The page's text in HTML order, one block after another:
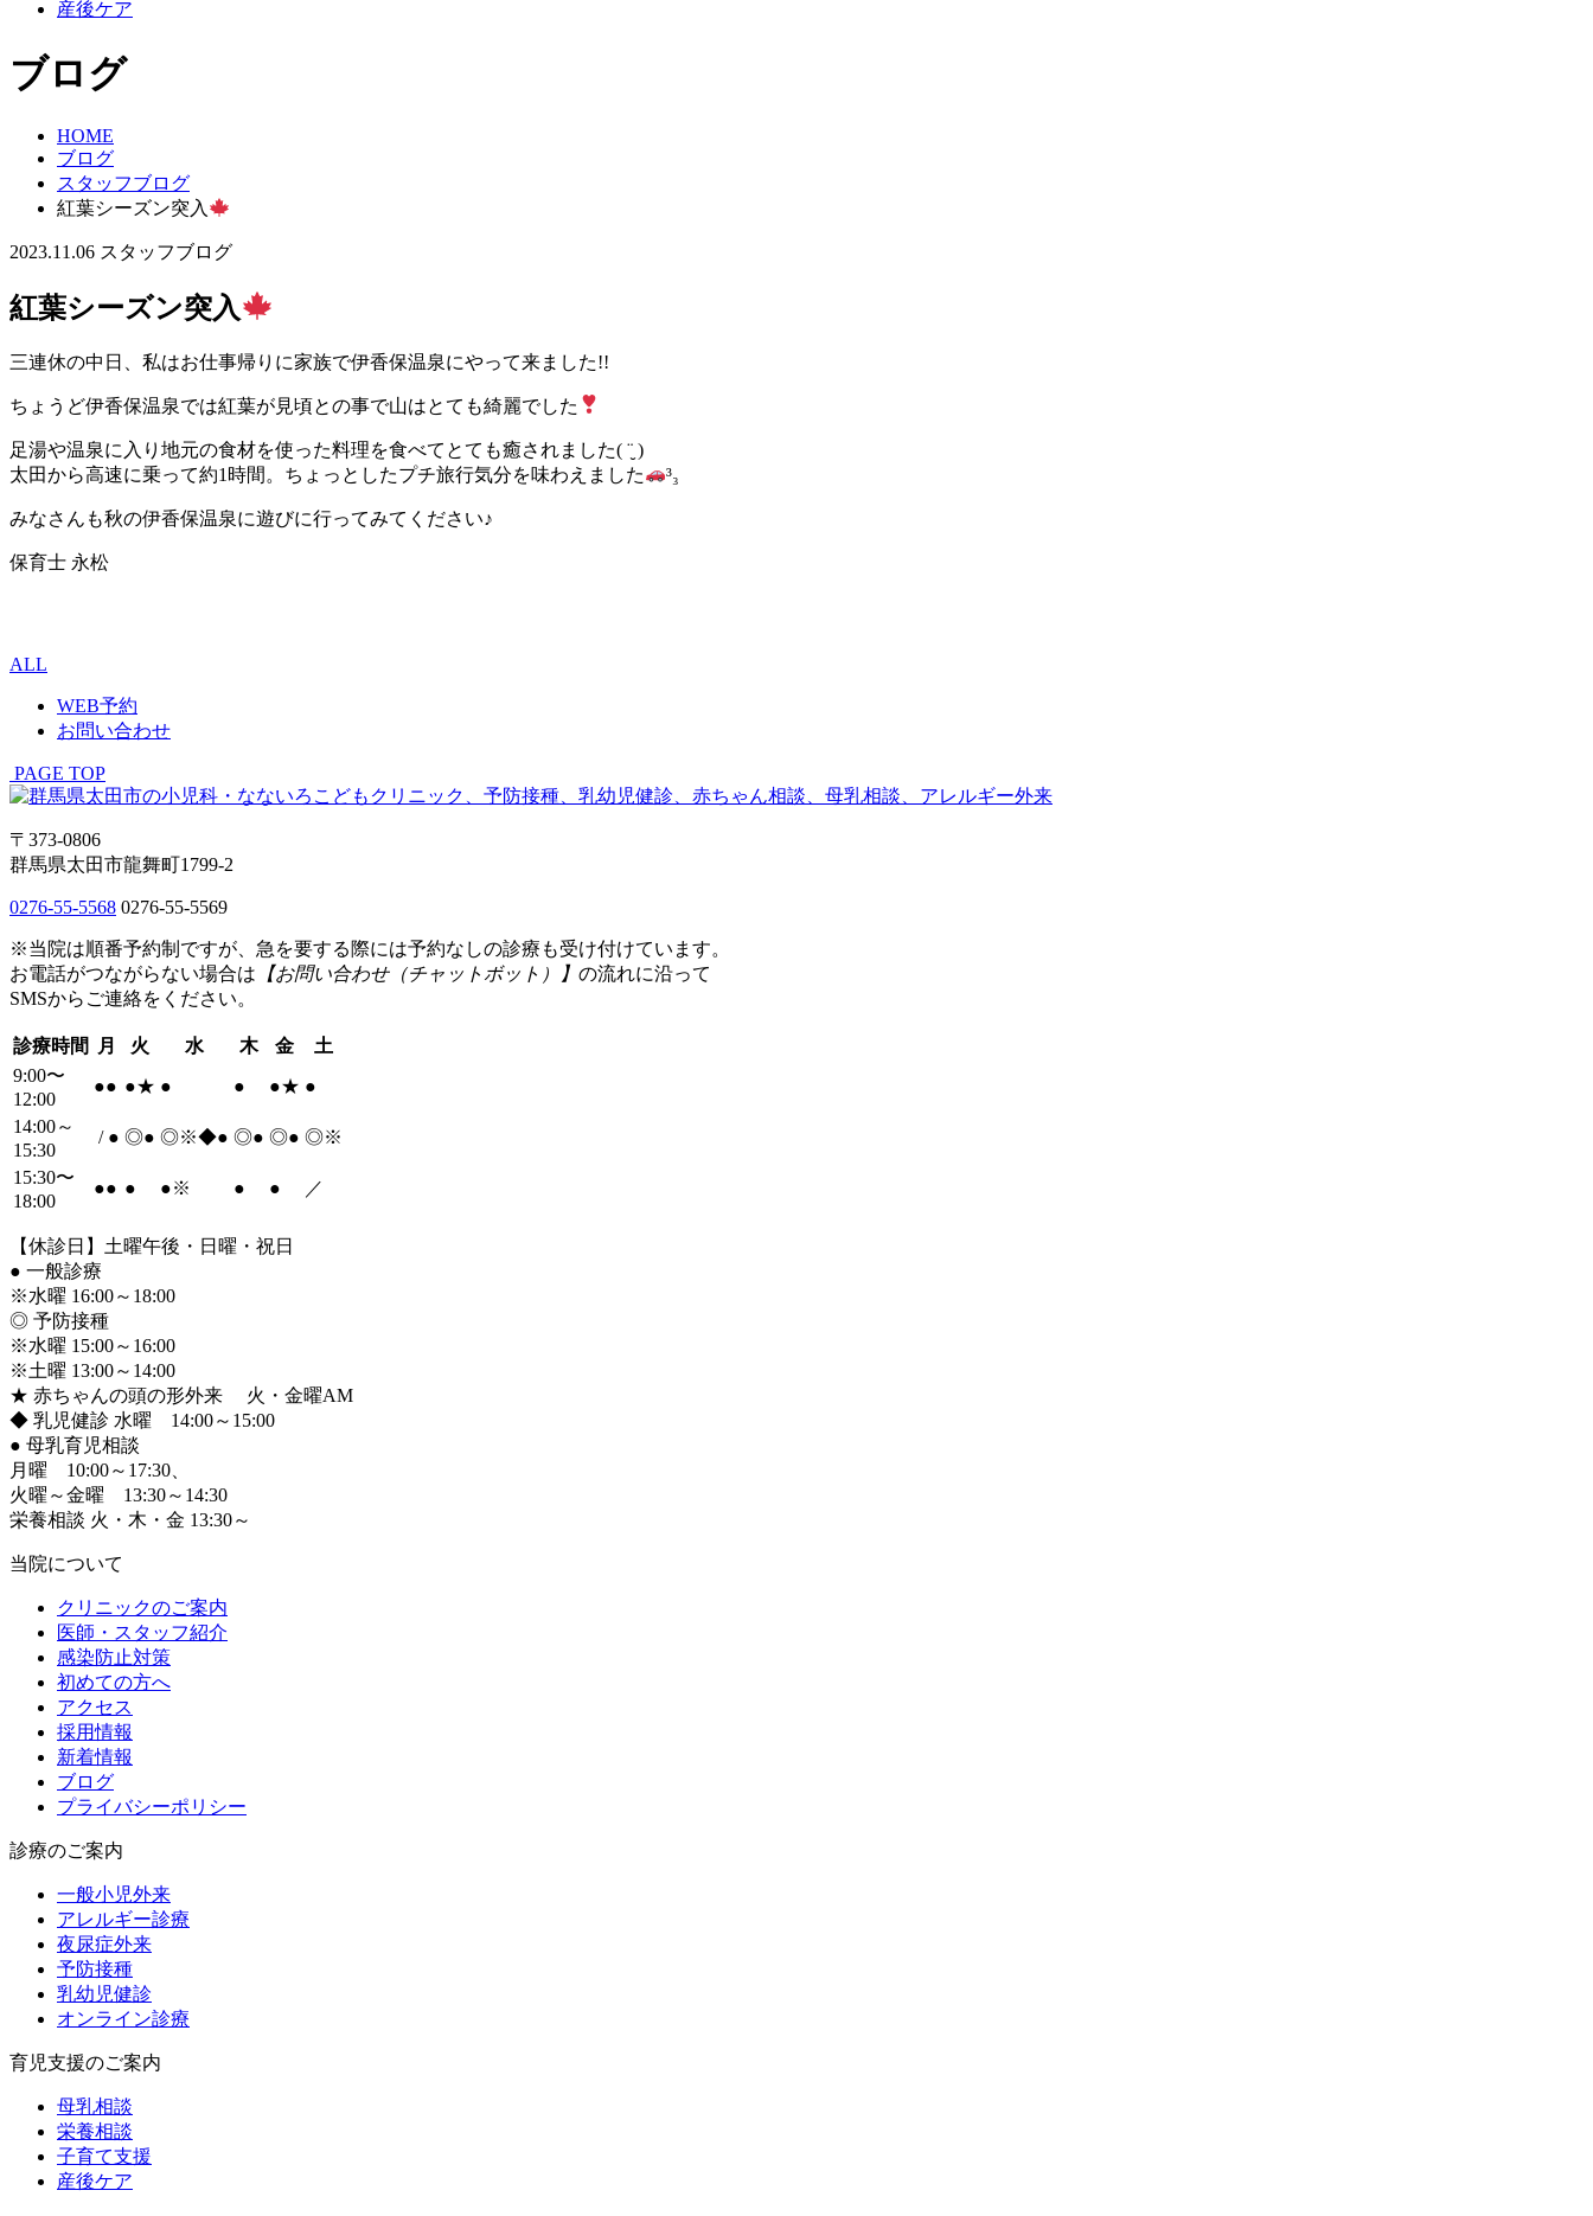
産後ケア
ブログ
HOME
ブログ
スタッフブログ
紅葉シーズン突入
2023.11.06 スタッフブログ
紅葉シーズン突入
三連休の中日、私はお仕事帰りに家族で伊香保温泉にやって来ました!!
ちょうど伊香保温泉では紅葉が見頃との事で山はとても綺麗でした
足湯や温泉に入り地元の食材を使った料理を食べてとても癒されました( ¨̮ )
太田から高速に乗って約1時間。ちょっとしたプチ旅行気分を味わえました
³₃
みなさんも秋の伊香保温泉に遊びに行ってみてください♪
保育士 永松
ALL
WEB予約
お問い合わせ
PAGE TOP
〒373-0806
群馬県太田市龍舞町1799-2
0276-55-5568 0276-55-5569
※当院は順番予約制ですが、急を要する際には予約なしの診療も受け付けています。
お電話がつながらない場合は 【お問い合わせ（チャットボット）】 の流れに沿って
SMSからご連絡をください。
診療時間 月 火 水 木 金
土
9:00〜
12:00
●● ●★ ● ● ●★ ●
14:00～
15:30
/ ● ◎● ◎※◆● ◎● ◎● ◎※
15:30〜
18:00
●● ● ●※ ● ● ／
【休診日】土曜午後・日曜・祝日
● 一般診療
※水曜 16:00～18:00
◎ 予防接種
※水曜 15:00～16:00
※土曜 13:00～14:00
★ 赤ちゃんの頭の形外来 火・金曜AM
◆ 乳児健診 水曜 14:00～15:00
● 母乳育児相談
月曜 10:00～17:30、
火曜～金曜 13:30～14:30
栄養相談 火・木・金 13:30～
当院について
クリニックのご案内
医師・スタッフ紹介
感染防止対策
初めての方へ
アクセス
採用情報
新着情報
ブログ
プライバシーポリシー
診療のご案内
一般小児外来
アレルギー診療
夜尿症外来
予防接種
乳幼児健診
オンライン診療
育児支援のご案内
母乳相談
栄養相談
子育て支援
産後ケア